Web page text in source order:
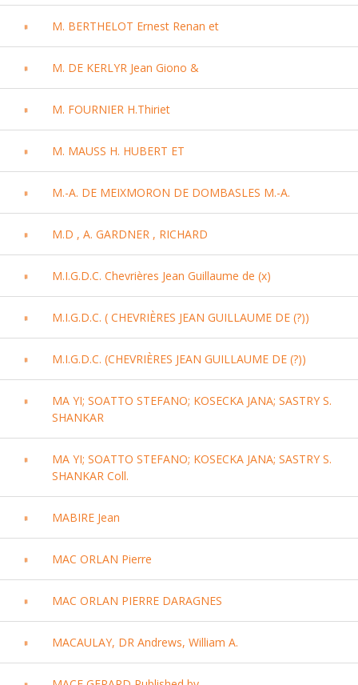
M. BERTHELOT Ernest Renan et
M. DE KERLYR Jean Giono &
M. FOURNIER H.Thiriet
M. MAUSS H. HUBERT ET
M.-A. DE MEIXMORON DE DOMBASLES M.-A.
M.D , A. GARDNER , RICHARD
M.I.G.D.C. Chevrières Jean Guillaume de (x)
M.I.G.D.C. ( CHEVRIÈRES JEAN GUILLAUME DE (?))
M.I.G.D.C. (CHEVRIÈRES JEAN GUILLAUME DE (?))
MA YI; SOATTO STEFANO; KOSECKA JANA; SASTRY S.
SHANKAR
MA YI; SOATTO STEFANO; KOSECKA JANA; SASTRY S.
SHANKAR Coll.
MABIRE Jean
MAC ORLAN Pierre
MAC ORLAN PIERRE DARAGNES
MACAULAY, DR Andrews, William A.